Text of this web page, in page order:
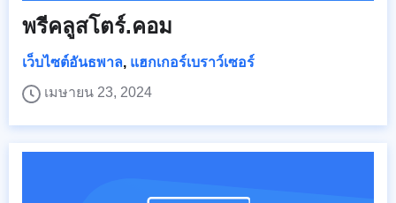
พรีคลูสโตร์.คอม
เว็บไซต์อันธพาล, แฮกเกอร์เบราว์เซอร์
เมษายน 23, 2024